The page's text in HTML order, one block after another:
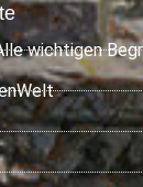
wichtigen